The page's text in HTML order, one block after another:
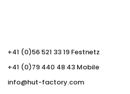
+41 (0)56 521 33 19 Festnetz
+41 (0)79 440 48 43 Mobile
info@hut-factory.com